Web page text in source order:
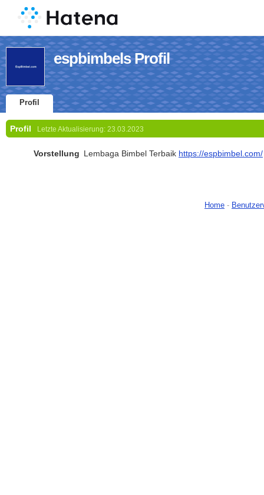
espbimbels Profil
Profil
Profil Letzte Aktualisierung: 23.03.2023
Vorstellung Lembaga Bimbel Terbaik https://espbimbel.com/
Home -